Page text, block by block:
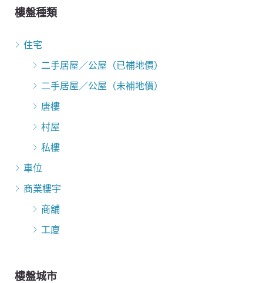
樓盤種類
住宅
二手居屋／公屋（已補地價）
二手居屋／公屋（未補地價）
唐樓
村屋
私樓
車位
商業樓宇
商舖
工廈
樓盤城市